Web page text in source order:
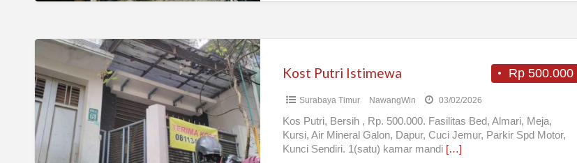
Kost
Putri
Istimewa
Rp 500.000
Kost Putri Istimewa
Surabaya Timur NawangWin 03/02/2026
Kos Putri, Bersih , Rp. 500.000. Fasilitas Bed, Almari, Meja,
Kursi, Air Mineral Galon, Dapur, Cuci Jemur, Parkir Spd Motor,
Kunci Sendiri. 1(satu) kamar mandi […]